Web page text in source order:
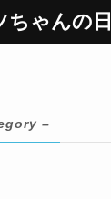
ちゃんの
–